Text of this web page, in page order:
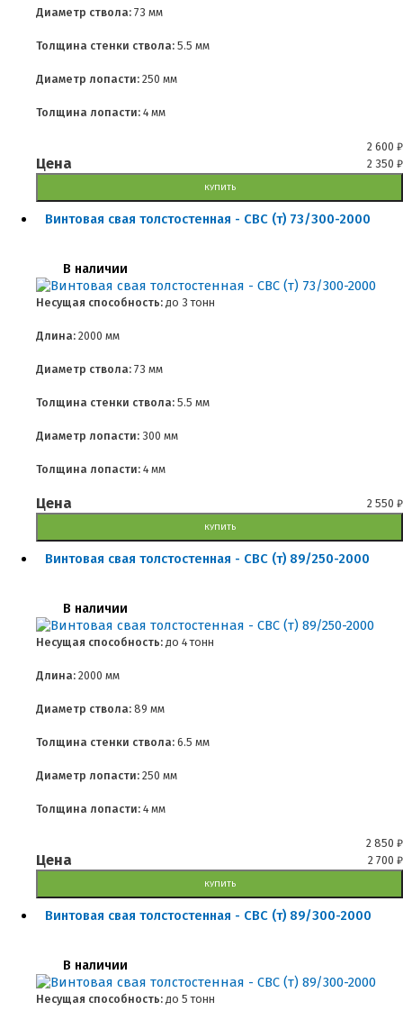
Диаметр ствола: 73 мм
Толщина стенки ствола: 5.5 мм
Диаметр лопасти: 250 мм
Толщина лопасти: 4 мм
2 600 ₽
Цена 2 350 ₽
КУПИТЬ
Винтовая свая толстостенная - СВС (т) 73/300-2000
В наличии
Несущая способность: до 3 тонн
Длина: 2000 мм
Диаметр ствола: 73 мм
Толщина стенки ствола: 5.5 мм
Диаметр лопасти: 300 мм
Толщина лопасти: 4 мм
Цена 2 550 ₽
КУПИТЬ
Винтовая свая толстостенная - СВС (т) 89/250-2000
В наличии
Несущая способность: до 4 тонн
Длина: 2000 мм
Диаметр ствола: 89 мм
Толщина стенки ствола: 6.5 мм
Диаметр лопасти: 250 мм
Толщина лопасти: 4 мм
2 850 ₽
Цена 2 700 ₽
КУПИТЬ
Винтовая свая толстостенная - СВС (т) 89/300-2000
В наличии
Несущая способность: до 5 тонн